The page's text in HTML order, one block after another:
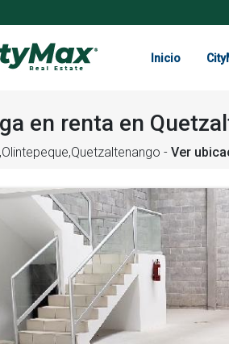
Inicio
en renta en
- Ver